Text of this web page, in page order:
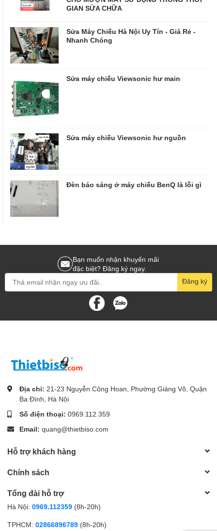
GIAN SỬA CHỮA
Sửa Máy Chiếu Hà Nội Uy Tín - Giá Rẻ -
Nhanh Chóng
Sửa máy chiếu Viewsonic hư main
Sửa máy chiếu Viewsonic hư nguồn
Đèn báo sáng ở máy chiếu BenQ là lỗi gì
Bạn muốn nhận khuyến mãi
đặc biệt? Đăng ký ngay.
Đăng ký
Địa chỉ: 21-23 Nguyễn Công Hoan, Phường Giảng Võ, Quận
Ba Đình, Hà Nội
Số điện thoại: 0969.112.359
Email: quang@thietbiso.com
Hỗ trợ khách hàng
Chính sách
Tổng đài hỗ trợ
Hà Nội: 0969.112359 (8h-20h)
TPHCM: 02866896789 (8h-20h)